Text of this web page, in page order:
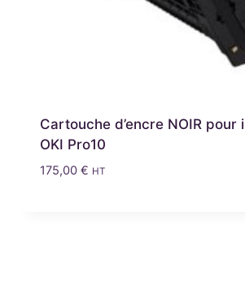
Cartouche d’encre NOIR pour
OKI Pro10
175,00 € HT